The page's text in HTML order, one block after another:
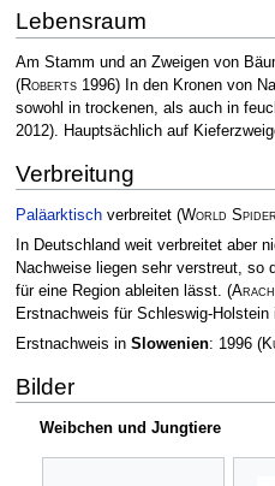
Lebensraum
Am Stamm und an Zweigen von
(Roberts1996)In den Kronen von
sowohl in trockenen, als auch in
2012). Hauptsächlich auf
Verbreitung
Paläarktischverbreitet (World
In Deutschland weit verbreitet aber
Nachweise liegen sehr verstreut, so
für eine Region ableiten lässt. (
Erstnachweis für Schleswig-Holstein
Erstnachweis in Slowenien: 1996 (
Bilder
Weibchen und Jungtiere